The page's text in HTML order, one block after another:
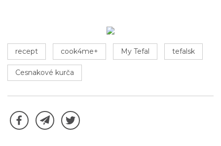
recept cook4me+ My Tefal tefalsk
Cesnakové kurča